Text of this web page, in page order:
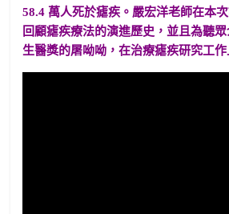
58.4 萬人死於瘧疾。嚴宏洋老師在本
回顧瘧疾療法的演進歷史，並且為聽
生醫獎的屠呦呦，在治療瘧疾研究工